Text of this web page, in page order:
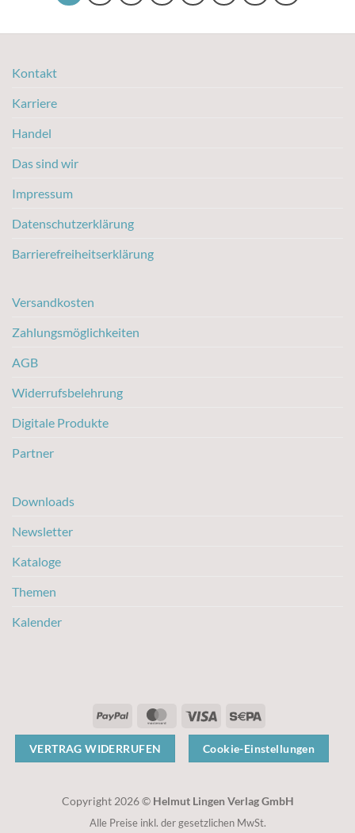
Kontakt
Karriere
Handel
Das sind wir
Impressum
Datenschutzerklärung
Barrierefreiheitserklärung
Versandkosten
Zahlungsmöglichkeiten
AGB
Widerrufsbelehrung
Digitale Produkte
Partner
Downloads
Newsletter
Kataloge
Themen
Kalender
PayPal MasterCard
Visa Sepa
VERTRAG WIDERRUFEN Cookie-Einstellungen
Copyright 2026 © Helmut Lingen Verlag GmbH
Alle Preise inkl. der gesetzlichen MwSt.